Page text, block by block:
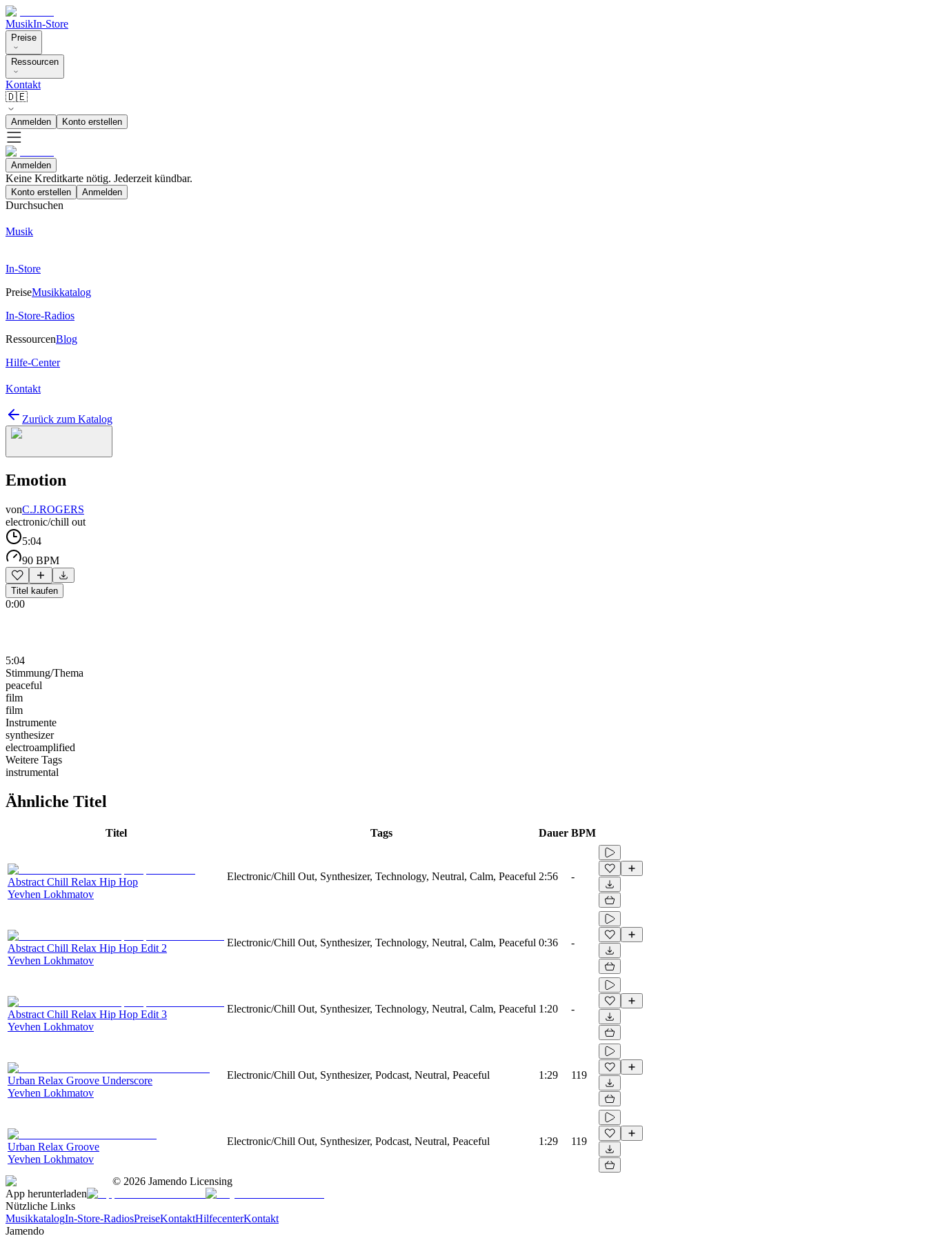
MusikIn-Store
Preise
Ressourcen
Kontakt
🇩🇪
Anmelden Konto erstellen
Anmelden
Keine Kreditkarte nötig. Jederzeit kündbar.
Konto erstellen Anmelden
Durchsuchen
Musik
In-Store
PreiseMusikkatalog
In-Store-Radios
RessourcenBlog
Hilfe-Center
Kontakt
Zurück zum Katalog
Emotion
vonC.J.ROGERS
electronic/chill out
5:04
90 BPM
Titel kaufen
0:00
5:04
Stimmung/Thema
peaceful
film
film
Instrumente
synthesizer
electroamplified
Weitere Tags
instrumental
Ähnliche Titel
Titel Tags Dauer BPM
Abstract Chill Relax Hip Hop
Yevhen Lokhmatov
Electronic/Chill Out, Synthesizer, Technology, Neutral, Calm, Peaceful 2:56 -
Abstract Chill Relax Hip Hop Edit 2
Yevhen Lokhmatov
Electronic/Chill Out, Synthesizer, Technology, Neutral, Calm, Peaceful 0:36 -
Abstract Chill Relax Hip Hop Edit 3
Yevhen Lokhmatov
Electronic/Chill Out, Synthesizer, Technology, Neutral, Calm, Peaceful 1:20 -
Urban Relax Groove Underscore
Yevhen Lokhmatov
Electronic/Chill Out, Synthesizer, Podcast, Neutral, Peaceful 1:29 119
Urban Relax Groove
Yevhen Lokhmatov
Electronic/Chill Out, Synthesizer, Podcast, Neutral, Peaceful 1:29 119
© 2026 Jamendo Licensing
App herunterladen
Nützliche Links
MusikkatalogIn-Store-RadiosPreiseKontaktHilfecenterKontakt
Jamendo